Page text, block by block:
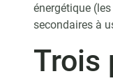
énergétique
secondaires à
Trois